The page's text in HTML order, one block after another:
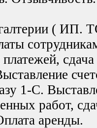
( ИП.
сдача
1-С.
работ,
аренды.